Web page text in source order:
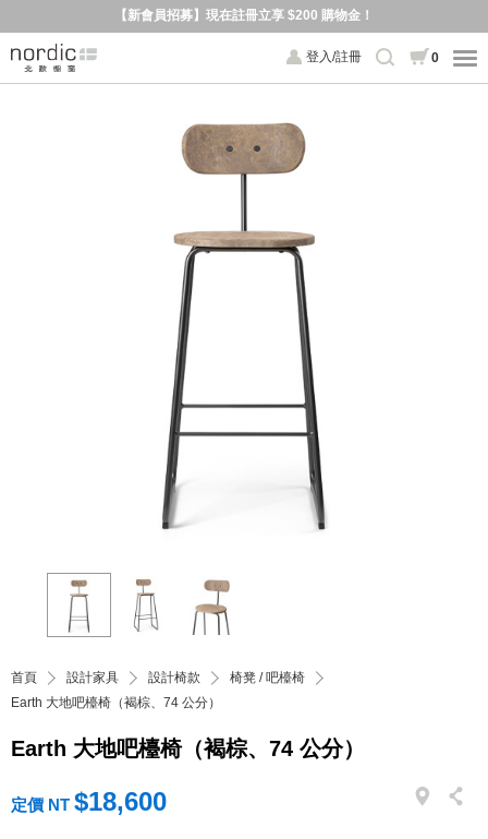
【新會員招募】現在註冊立享 $200 購物金！
登入/註冊 0
首頁 設計家具 設計椅款
椅凳 / 吧檯椅
Earth 大地吧檯椅（褐棕、74 公分）
Earth 大地吧檯椅（褐棕、74 公分）
定價 NT $18,600